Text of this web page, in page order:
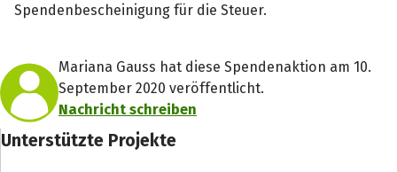
Spendenbescheinigung für die Steuer.
Mariana Gauss hat diese Spendenaktion am 10.
September 2020 veröffentlicht.
Nachricht schreiben
Unterstützte Projekte